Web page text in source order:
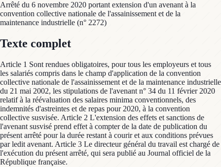
Arrêté du 6 novembre 2020 portant extension d'un avenant à la
convention collective nationale de l'assainissement et de la
maintenance industrielle (n° 2272)
Texte complet
Article 1 Sont rendues obligatoires, pour tous les employeurs et tous
les salariés compris dans le champ d'application de la convention
collective nationale de l'assainissement et de la maintenance industrielle
du 21 mai 2002, les stipulations de l'avenant n° 34 du 11 février 2020
relatif à la réévaluation des salaires minima conventionnels, des
indemnités d'astreintes et de repas pour 2020, à la convention
collective susvisée. Article 2 L'extension des effets et sanctions de
l'avenant susvisé prend effet à compter de la date de publication du
présent arrêté pour la durée restant à courir et aux conditions prévues
par ledit avenant. Article 3 Le directeur général du travail est chargé de
l'exécution du présent arrêté, qui sera publié au Journal officiel de la
République française.